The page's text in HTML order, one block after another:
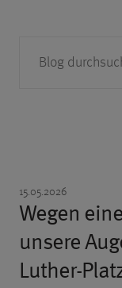
15.05.2026
Wegen
unsere
Luther-